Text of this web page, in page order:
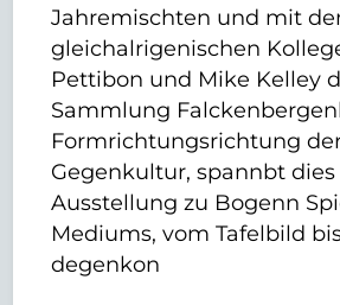
Jahremischten und mit
gleichalrigenischen
Pettibon und Mike Kelley
Sammlung
Formrichtungsrichtung
Gegenkultur, spannbt dies
Ausstellung zu Bogenn
Mediums, vom Tafelbild
degenkon